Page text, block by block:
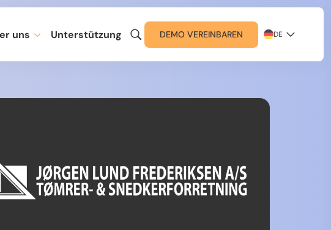
uns Unterstützung DEMO VEREINBAREN DE